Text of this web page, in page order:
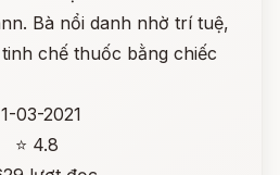
Bà nổi danh nhờ trí tuệ,
chế thuốc bằng chiếc
03-2021
⭐ 4.8